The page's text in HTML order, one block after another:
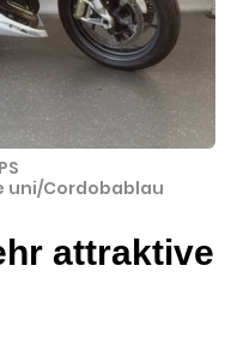
uni/Cordobablau
attraktive